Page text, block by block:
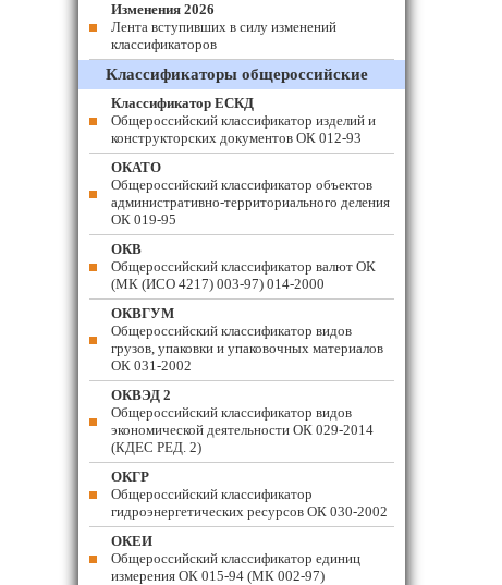
Изменения 2026
Лента вступивших в силу изменений
классификаторов
Классификаторы общероссийские
Классификатор ЕСКД
Общероссийский классификатор изделий и
конструкторских документов ОК 012-93
ОКАТО
Общероссийский классификатор объектов
административно-территориального деления
ОК 019-95
ОКВ
Общероссийский классификатор валют ОК
(МК (ИСО 4217) 003-97) 014-2000
ОКВГУМ
Общероссийский классификатор видов
грузов, упаковки и упаковочных материалов
ОК 031-2002
ОКВЭД 2
Общероссийский классификатор видов
экономической деятельности ОК 029-2014
(КДЕС РЕД. 2)
ОКГР
Общероссийский классификатор
гидроэнергетических ресурсов ОК 030-2002
ОКЕИ
Общероссийский классификатор единиц
измерения ОК 015-94 (МК 002-97)